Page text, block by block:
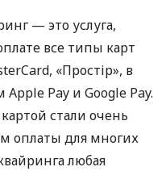
— это услуга,
все типы карт
«Простір», в
Pay и Google Pay.
стали очень
оплаты для многих
любая